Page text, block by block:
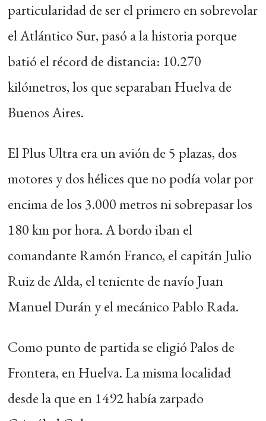
particularidad de ser el primero en sobrevolar
el Atlántico Sur, pasó a la historia porque
batió el récord de distancia: 10.270
kilómetros, los que separaban Huelva de
Buenos Aires.
El Plus Ultra era un avión de 5 plazas, dos
motores y dos hélices que no podía volar por
encima de los 3.000 metros ni sobrepasar los
180 km por hora. A bordo iban el
comandante Ramón Franco, el capitán Julio
Ruiz de Alda, el teniente de navío Juan
Manuel Durán y el mecánico Pablo Rada.
Como punto de partida se eligió Palos de
Frontera, en Huelva. La misma localidad
desde la que en 1492 había zarpado